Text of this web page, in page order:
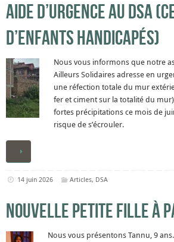
Aide d’urgence au DSA
d’enfants handicapés)
Nous vous informons que notre
Ailleurs Solidaires adresse en
une réfection totale du mur
fer et ciment sur la totalité du
fortes précipitations ce mois de
risque de s’écrouler.
14 juin 2026 Articles, DSA
Nouvelle petite fille à
Nous vous présentons Tannu, 9